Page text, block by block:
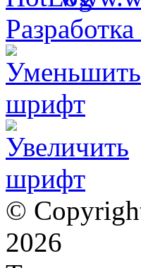
©
2026